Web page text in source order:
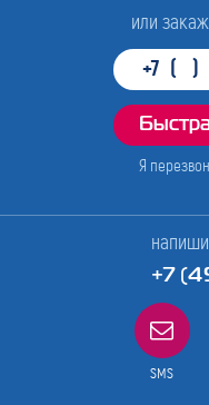
или
Я
+7
SMS